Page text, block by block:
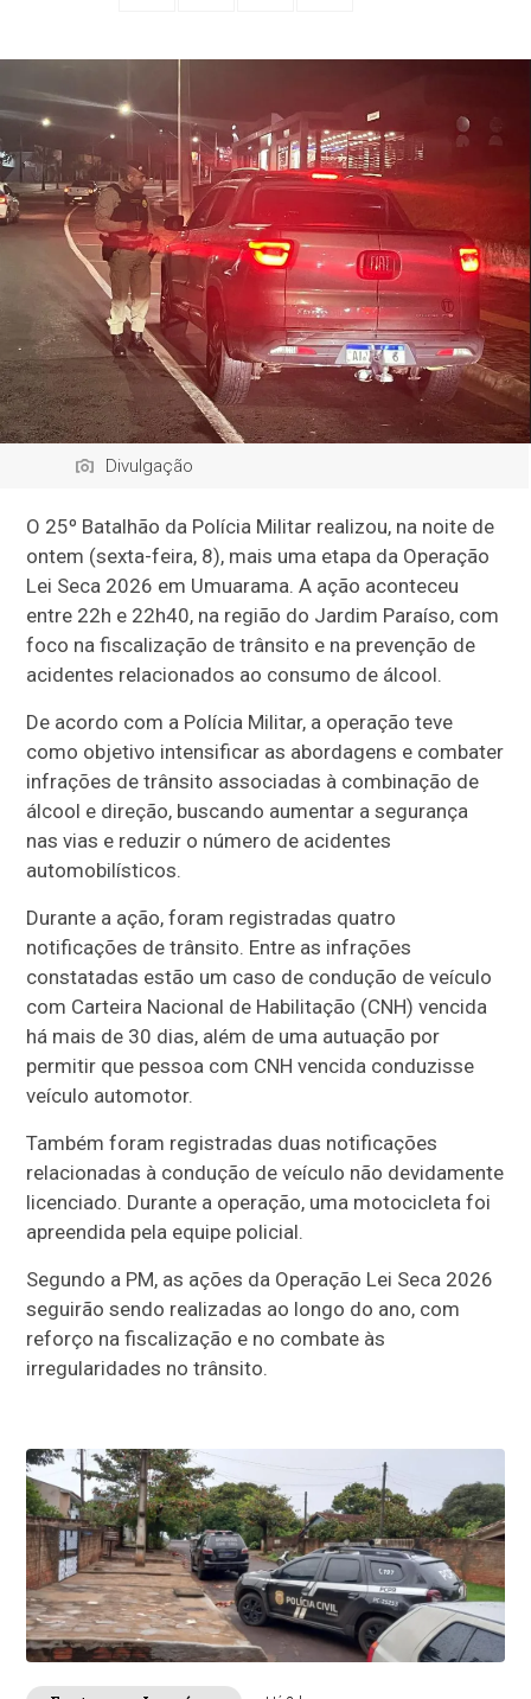
Divulgação
O 25º Batalhão da Polícia Militar realizou, na noite de
ontem (sexta-feira, 8), mais uma etapa da Operação
Lei Seca 2026 em Umuarama. A ação aconteceu
entre 22h e 22h40, na região do Jardim Paraíso, com
foco na fiscalização de trânsito e na prevenção de
acidentes relacionados ao consumo de álcool.
De acordo com a Polícia Militar, a operação teve
como objetivo intensificar as abordagens e combater
infrações de trânsito associadas à combinação de
álcool e direção, buscando aumentar a segurança
nas vias e reduzir o número de acidentes
automobilísticos.
Durante a ação, foram registradas quatro
notificações de trânsito. Entre as infrações
constatadas estão um caso de condução de veículo
com Carteira Nacional de Habilitação (CNH) vencida
há mais de 30 dias, além de uma autuação por
permitir que pessoa com CNH vencida conduzisse
veículo automotor.
Também foram registradas duas notificações
relacionadas à condução de veículo não devidamente
licenciado. Durante a operação, uma motocicleta foi
apreendida pela equipe policial.
Segundo a PM, as ações da Operação Lei Seca 2026
seguirão sendo realizadas ao longo do ano, com
reforço na fiscalização e no combate às
irregularidades no trânsito.